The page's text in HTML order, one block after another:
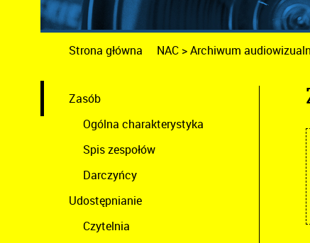
Strona główna NAC >Archiwum
Zasób
Ogólna charakterystyka
Spis zespołów
Darczyńcy
Udostępnianie
Czytelnia